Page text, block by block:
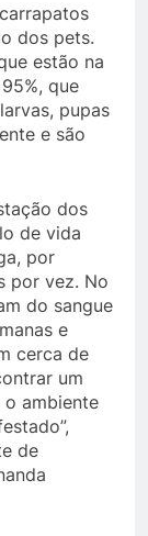
dos pets.
estão na
que
pupas
e são
dos
de vida
por
por vez. No
do sangue
e
cerca de
um
ambiente
de